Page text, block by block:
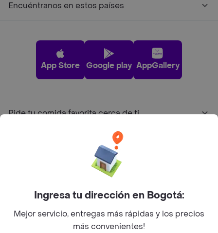
Encuéntranos en estos países
App Store Google play AppGallery
Pide tu comida favorita cerca de ti
Sobre Rappi
Ingresa tu dirección en Bogotá:
Mejor servicio, entregas más rápidas y los precios
más convenientes!